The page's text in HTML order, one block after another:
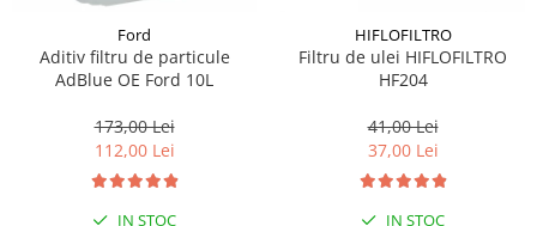
Ford
Aditiv filtru de particule
AdBlue OE Ford 10L
173,00 Lei
112,00 Lei
IN STOC
HIFLOFILTRO
Filtru de ulei HIFLOFILTRO
HF204
41,00 Lei
37,00 Lei
IN STOC